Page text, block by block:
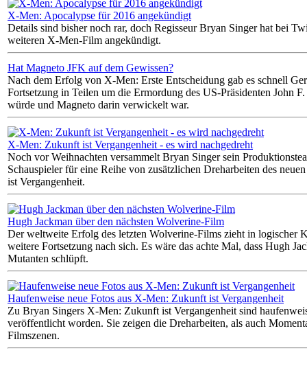
X-Men: Apocalypse für 2016 angekündigt
Details sind bisher noch rar, doch Regisseur Bryan Singer hat bei
weiteren X-Men-Film angekündigt.
Hat Magneto JFK auf dem Gewissen?
Nach dem Erfolg von X-Men: Erste Entscheidung gab es schnell
Fortsetzung in Teilen um die Ermordung des US-Präsidenten John
würde und Magneto darin verwickelt war.
X-Men: Zukunft ist Vergangenheit - es wird nachgedreht
Noch vor Weihnachten versammelt Bryan Singer sein
Schauspieler für eine Reihe von zusätzlichen Dreharbeiten des
ist Vergangenheit.
Hugh Jackman über den nächsten Wolverine-Film
Der weltweite Erfolg des letzten Wolverine-Films zieht in logischer
weitere Fortsetzung nach sich. Es wäre das achte Mal, dass Hugh
Mutanten schlüpft.
Haufenweise neue Fotos aus X-Men: Zukunft ist Vergangenheit
Zu Bryan Singers X-Men: Zukunft ist Vergangenheit sind
veröffentlicht worden. Sie zeigen die Dreharbeiten, als auch
Filmszenen.